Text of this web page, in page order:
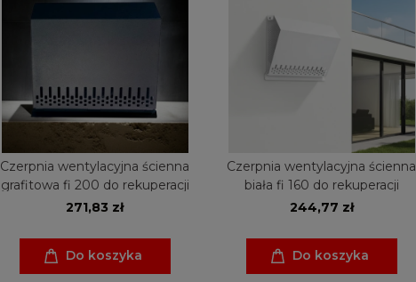
Czerpnia wentylacyjna ścienna
grafitowa fi 200 do rekuperacji
271,83 zł
Do koszyka
Czerpnia wentylacyjna ścienna
biała fi 160 do rekuperacji
244,77 zł
Do koszyka